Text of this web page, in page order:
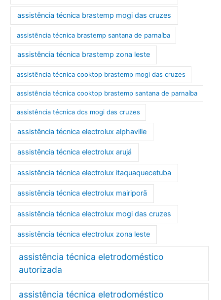
assistência técnica brastemp mogi das cruzes
assistência técnica brastemp santana de parnaíba
assistência técnica brastemp zona leste
assistência técnica cooktop brastemp mogi das cruzes
assistência técnica cooktop brastemp santana de parnaíba
assistência técnica dcs mogi das cruzes
assistência técnica electrolux alphaville
assistência técnica electrolux arujá
assistência técnica electrolux itaquaquecetuba
assistência técnica electrolux mairiporã
assistência técnica electrolux mogi das cruzes
assistência técnica electrolux zona leste
assistência técnica eletrodoméstico
autorizada
assistência técnica eletrodoméstico